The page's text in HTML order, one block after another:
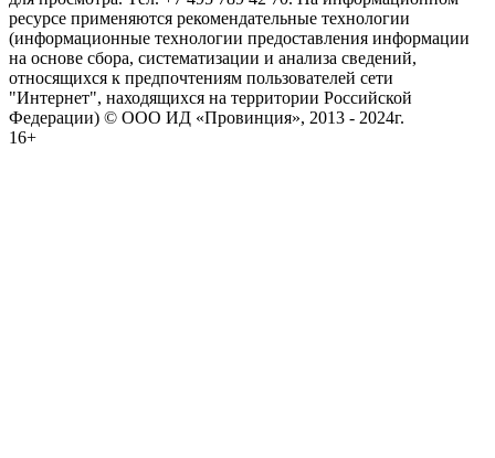
ресурсе применяются рекомендательные технологии
(информационные технологии предоставления информации
на основе сбора, систематизации и анализа сведений,
относящихся к предпочтениям пользователей сети
"Интернет", находящихся на территории Российской
Федерации) © ООО ИД «Провинция», 2013 - 2024г.
16+